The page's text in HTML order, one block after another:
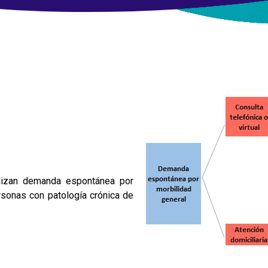
demanda espontánea por
con patología crónica de